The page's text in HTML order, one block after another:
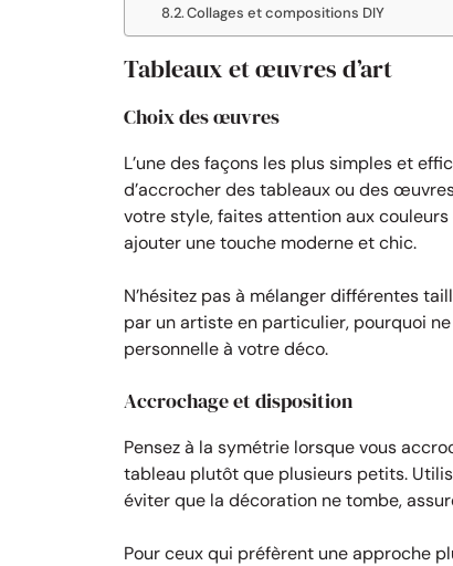
Collages et compositions DIY
Tableaux et œuvres d’art
Choix des œuvres
L’une des façons les plus simples et
d’accrocher des tableaux ou des
votre style, faites attention aux
ajouter une touche moderne et chic.
N’hésitez pas à mélanger différentes
par un artiste en particulier, pourquoi
personnelle à votre déco.
Accrochage et disposition
Pensez à la symétrie lorsque vous
tableau plutôt que plusieurs petits.
éviter que la décoration ne tombe,
Pour ceux qui préfèrent une approche